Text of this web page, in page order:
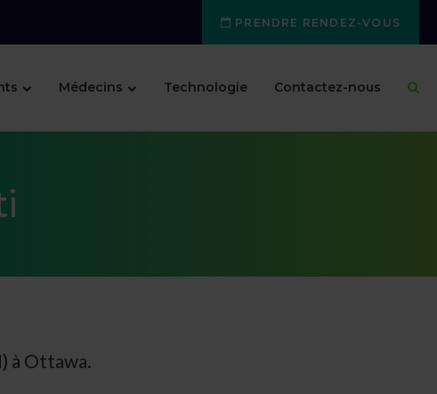
PRENDRE RENDEZ-VOUS
Médecins Technologie Contactez-nous
à Ottawa.